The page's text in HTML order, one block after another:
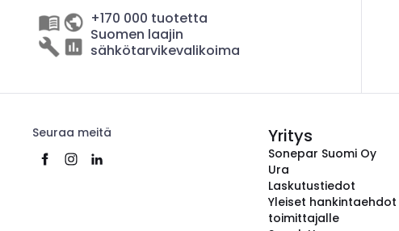
+170 000 tuotetta
Suomen laajin
sähkötarvikevalikoima
Seuraa meitä Yritys
Sonepar Suomi Oy
Ura
Laskutustiedot
Yleiset hankintaehdot
toimittajalle